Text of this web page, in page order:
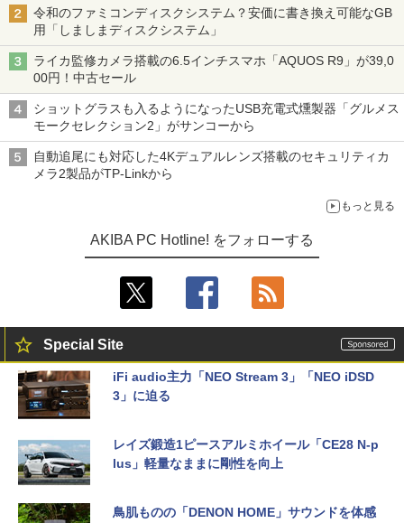
令和のファミコンディスクシステム？安価に書き換え可能なGB
用「しましまディスクシステム」
ライカ監修カメラ搭載の6.5インチスマホ「AQUOS R9」が39,0
00円！中古セール
ショットグラスも入るようになったUSB充電式燻製器「グルメス
モークセレクション2」がサンコーから
自動追尾にも対応した4Kデュアルレンズ搭載のセキュリティカ
メラ2製品がTP-Linkから
もっと見る
AKIBA PC Hotline! をフォローする
Special Site
iFi audio主力「NEO Stream 3」「NEO iDSD
3」に迫る
レイズ鍛造1ピースアルミホイール「CE28 N-p
lus」軽量なままに剛性を向上
鳥肌ものの「DENON HOME」サウンドを体感